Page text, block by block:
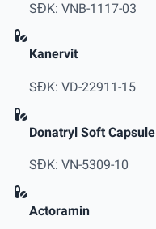
SĐK: VNB-1117-03
Kanervit
SĐK: VD-22911-15
Donatryl Soft Capsule
SĐK: VN-5309-10
Actoramin